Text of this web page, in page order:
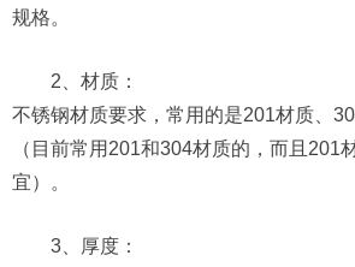
规格。
2、材质：
不锈钢材质要求，常用的是201材质、
（目前常用201和304材质的，而且201
宜）。
3、厚度：